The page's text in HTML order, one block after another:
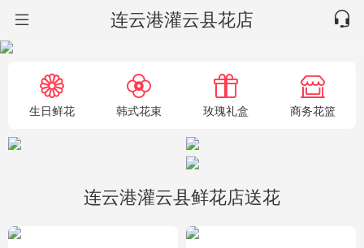
连云港灌云县花店
生日鲜花 韩式花束 玫瑰礼盒 商务花篮
连云港灌云县鲜花店送花